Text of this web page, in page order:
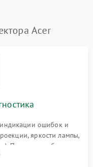
Подробнее →
Подробнее →
Acer
ошибок и
яркости лампы,
Проверка работы
вентиляторов.